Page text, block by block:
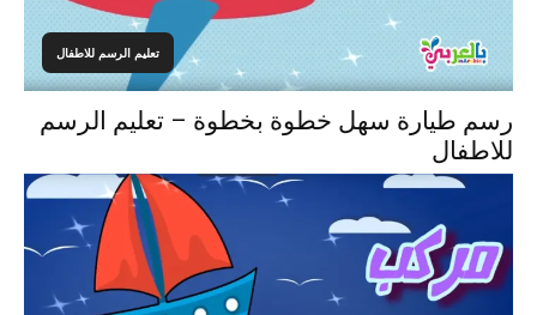
تعليم الرسم للاطفال
رسم طيارة سهل خطوة بخطوة – تعليم الرسم
للاطفال